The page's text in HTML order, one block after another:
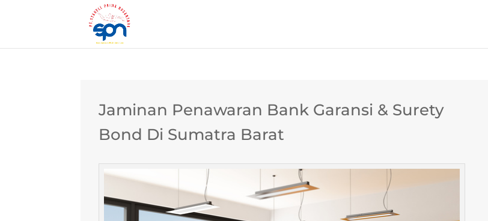
Jaminan Penawaran Bank Garansi & Surety
Bond Di Sumatra Barat